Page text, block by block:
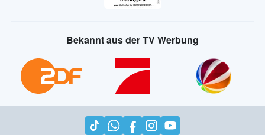
Bekannt aus der TV Werbung